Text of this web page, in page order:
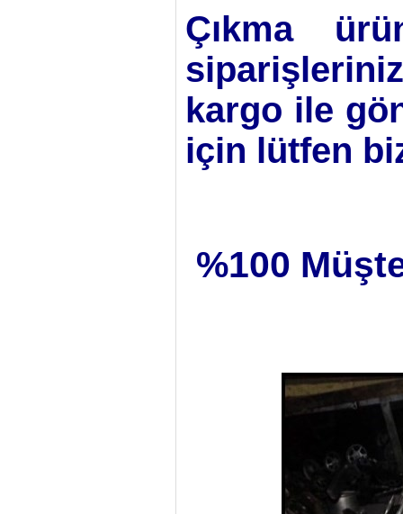
Çıkma
kargo ile
için lütfen
%100